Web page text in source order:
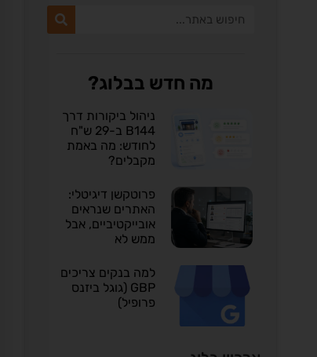
מה חדש בבלוג?
ניהול ביקורות דרך
B144 ב-29 ש"ח
לחודש: מה באמת
מקבלים?
פרוטקשן דיגיטלי:
האתרים שנראים
אובייקטיביים, אבל
ממש לא
למה בנקים צריכים
GBP (גוגל ביזנס
פרופיל)